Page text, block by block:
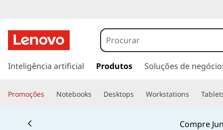
a
a
Inteligência artificial Produtos Soluções de
Promoções Notebooks Desktops Workstations
Compre